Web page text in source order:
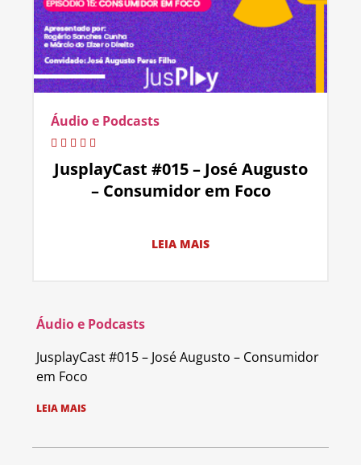
Áudio e Podcasts
JusplayCast #015 – José Augusto
– Consumidor em Foco
LEIA MAIS
Áudio e Podcasts
JusplayCast #015 – José Augusto – Consumidor
em Foco
LEIA MAIS